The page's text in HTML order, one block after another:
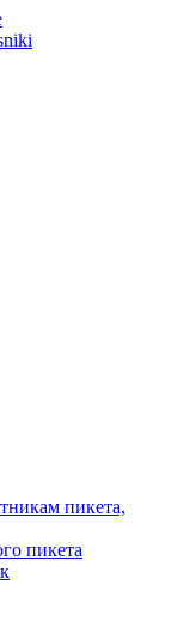
пикета,
пикета